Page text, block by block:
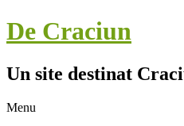
Skip
to
De Craciun
Un site destinat
Menu